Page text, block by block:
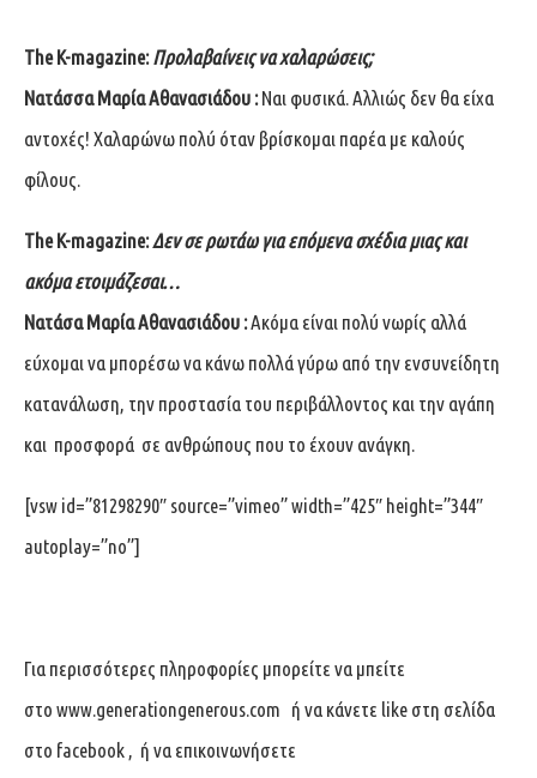
TheK-magazine:Προλαβαίνεις να χαλαρώσεις;
Νατάσσα Μαρία Αθανασιάδου :Ναι φυσικά. Αλλιώς δεν θα είχα
αντοχές! Χαλαρώνω πολύ όταν βρίσκομαι παρέα με καλούς
φίλους.
TheK-magazine:Δεν σε ρωτάω για επόμενα σχέδια μιας και
ακόμα ετοιμάζεσαι…
Νατάσα Μαρία Αθανασιάδου :Ακόμα είναι πολύ νωρίς αλλά
εύχομαι να μπορέσω να κάνω πολλά γύρω από την ενσυνείδητη
κατανάλωση, την προστασία του περιβάλλοντος και την αγάπη
και προσφορά σε ανθρώπους που το έχουν ανάγκη.
[vsw id=”81298290″ source=”vimeo” width=”425″ height=”344″
autoplay=”no”]
Για περισσότερες πληροφορίες μπορείτε να μπείτε
στο www.generationgenerous.com ή να κάνετε like στη σελίδα
στο facebook , ή να επικοινωνήσετε